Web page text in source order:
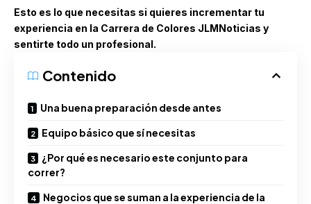
Esto es lo que necesitas si quieres incrementar tu
experiencia en la Carrera de Colores JLMNoticias y
sentirte todo un profesional.
Contenido
Una buena preparación desde antes
Equipo básico que sí necesitas
¿Por qué es necesario este conjunto para
correr?
Negocios que se suman a la experiencia de la